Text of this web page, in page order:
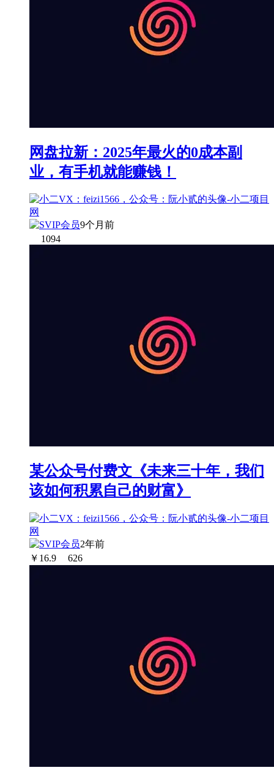
网盘拉新：2025年最火的0成本副
业，有手机就能赚钱！
9个月前
1094
某公众号付费文《未来三十年，我们
该如何积累自己的财富》
2年前
￥ 16.9 626